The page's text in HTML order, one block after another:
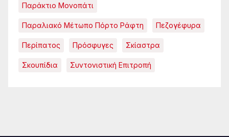
Παράκτιο Μονοπάτι
Παραλιακό Μέτωπο Πόρτο Ράφτη Πεζογέφυρα
Περίπατος Πρόσφυγες Σκίαστρα
Σκουπίδια Συντονιστική Επιτροπή